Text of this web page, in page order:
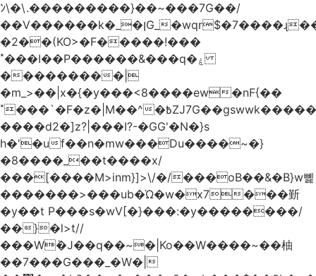
ﾝ\�\.���������}��~���7G��/
��V������k�_�ןG_�wqr$�7����ɻ��-
�2��(KO>�F�����!���
˟���I��P������&���q�ۼ
���������|
�m_>��|x�{�y���<8����ew�nF{��
˟���`�F�z�|M��^�߿ZJ7G��gswwk������j��
����d2�]z?|���I?-�GG'�N�}s
h�'�uf��n�mw���Du����~�}
�8����_��t����x/
���[����M>inm}]>\/�/���oB��&�B}w뼱
�������>���ub�Ώ�w�x7���斳
�y��t P���s�wV[�}���:�y��������/
��}�l>t//
���Wٝ�J��q��~�|Ko��W����~��柚
��7���G���_�W�|